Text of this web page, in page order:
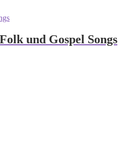
und Gospel Songs